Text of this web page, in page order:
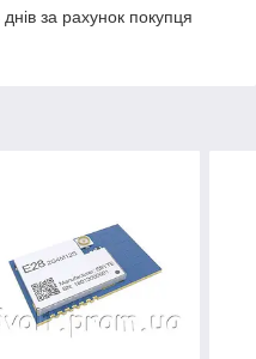
за рахунок покупця